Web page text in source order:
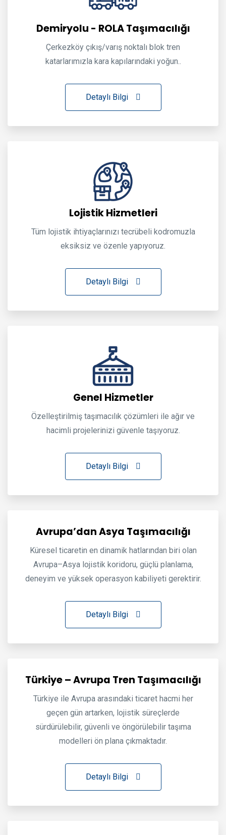
Demiryolu - ROLA Taşımacılığı
Çerkezköy çıkış/varış noktalı blok tren
katarlarımızla kara kapılarındaki yoğun..
Detaylı Bilgi
Lojistik Hizmetleri
Tüm lojistik ihtiyaçlarınızı tecrübeli kodromuzla
eksiksiz ve özenle yapıyoruz.
Detaylı Bilgi
Genel Hizmetler
Özelleştirilmiş taşımacılık çözümleri ile ağır ve
hacimli projelerinizi güvenle taşıyoruz.
Detaylı Bilgi
Avrupa’dan Asya Taşımacılığı
Küresel ticaretin en dinamik hatlarından biri olan
Avrupa–Asya lojistik koridoru, güçlü planlama,
deneyim ve yüksek operasyon kabiliyeti gerektirir.
Detaylı Bilgi
Türkiye – Avrupa Tren Taşımacılığı
Türkiye ile Avrupa arasındaki ticaret hacmi her
geçen gün artarken, lojistik süreçlerde
sürdürülebilir, güvenli ve öngörülebilir taşıma
modelleri ön plana çıkmaktadır.
Detaylı Bilgi